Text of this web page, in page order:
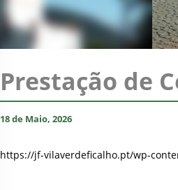
Prestação de
18 de Maio, 2026
https://jf-vilaverdeficalho.pt/wp-